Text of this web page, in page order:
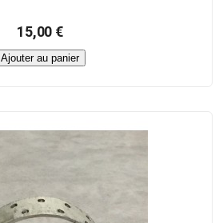
15,00 €
Ajouter au panier